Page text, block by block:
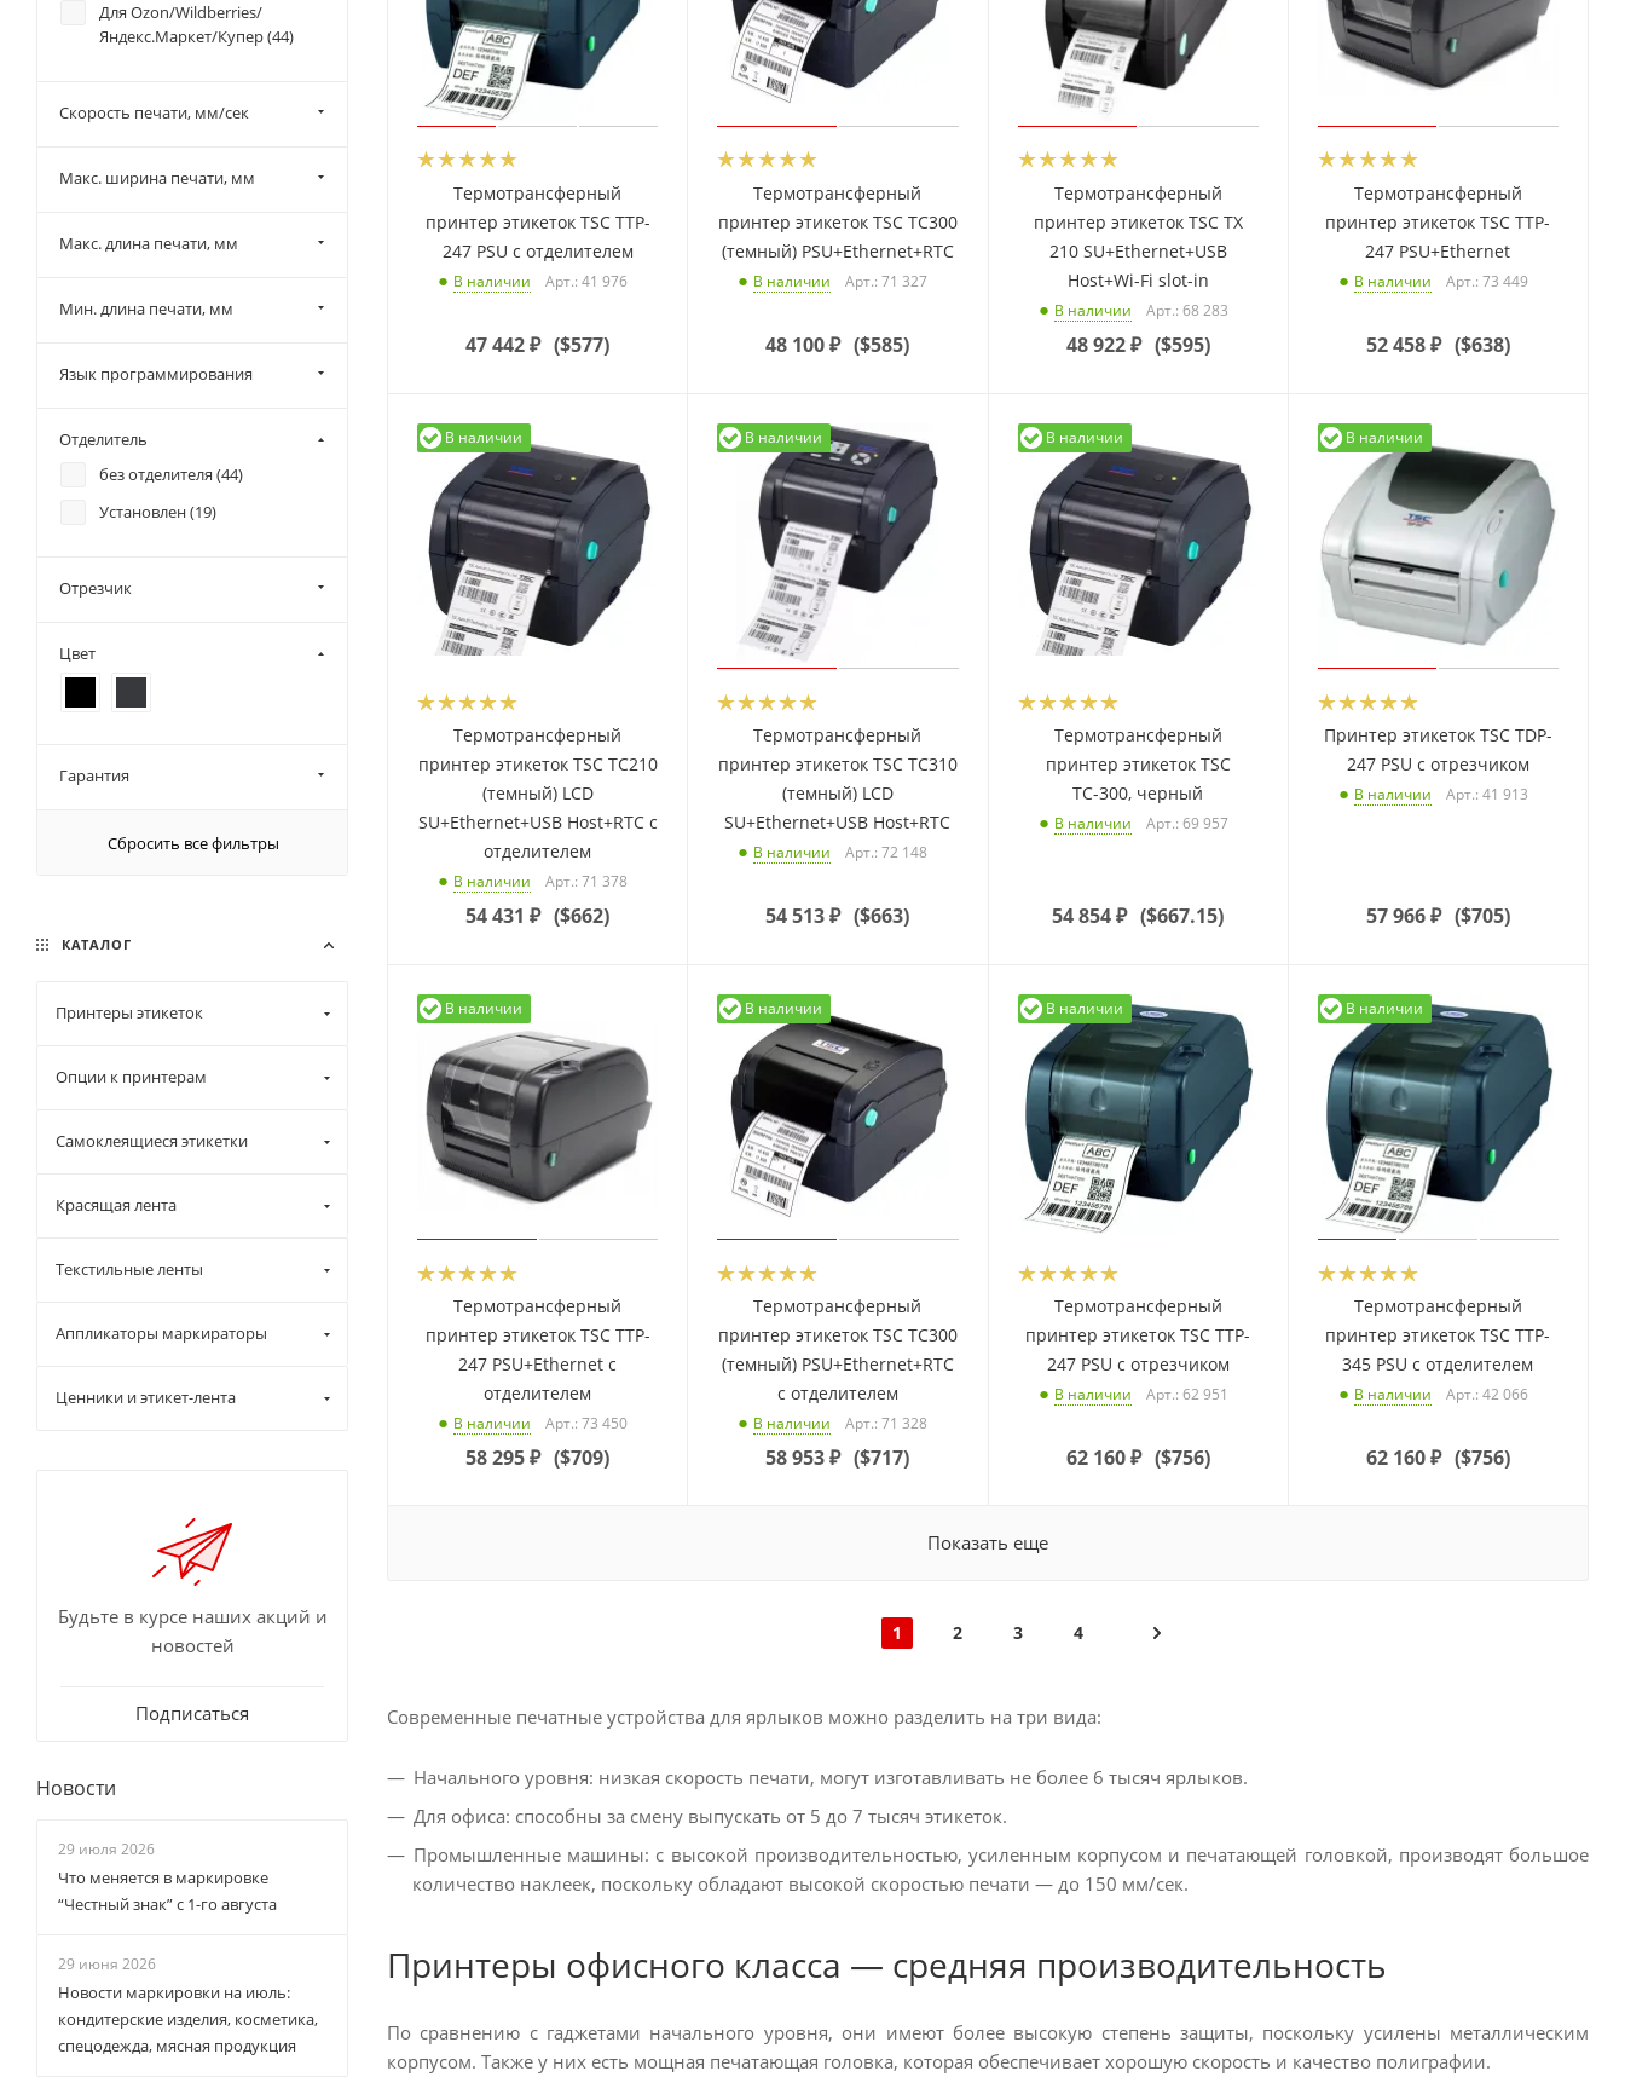
Термотрансферный
принтер этикеток TSC TTP-
247 PSU с отделителем
В наличии Арт.: 41 976
47 442₽ ($577)
Термотрансферный
принтер этикеток TSC TC300
(темный) PSU+Ethernet+RTC
В наличии Арт.: 71 327
48 100₽ ($585)
Термотрансферный
принтер этикеток TSC TX
210 SU+Ethernet+USB
Host+Wi-Fi slot-in
В наличии Арт.: 68 283
48 922₽ ($595)
Термотрансферный
принтер этикеток TSC TTP-
247 PSU+Ethernet
В наличии Арт.: 73 449
52 458₽ ($638)
В наличии
Термотрансферный
принтер этикеток TSC TC210
(темный) LCD
SU+Ethernet+USB Host+RTC с
отделителем
В наличии Арт.: 71 378
54 431 ₽ ($662)
В наличии
Термотрансферный
принтер этикеток TSC TC310
(темный) LCD
SU+Ethernet+USB Host+RTC
В наличии Арт.: 72 148
54 513₽ ($663)
В наличии
Термотрансферный
принтер этикеток TSC
TС-300, черный
В наличии Арт.: 69 957
54 854₽ ($667.15)
В наличии
Принтер этикеток TSC TDP-
247 PSU с отрезчиком
В наличии Арт.: 41 913
57 966₽ ($705)
В наличии
Термотрансферный
принтер этикеток TSC TTP-
247 PSU+Ethernet с
отделителем
В наличии Арт.: 73 450
58 295₽ ($709)
В наличии
Термотрансферный
принтер этикеток TSC TC300
(темный) PSU+Ethernet+RTC
с отделителем
В наличии Арт.: 71 328
58 953₽ ($717)
В наличии
Термотрансферный
принтер этикеток TSC TTP-
247 PSU с отрезчиком
В наличии Арт.: 62 951
62 160₽ ($756)
В наличии
Термотрансферный
принтер этикеток TSC TTP-
345 PSU с отделителем
В наличии Арт.: 42 066
62 160₽ ($756)
Показать еще
1 2 3 4
Современные печатные устройства для ярлыков можно разделить на три вида:
Начального уровня: низкая скорость печати, могут изготавливать не более 6 тысяч ярлыков.
Для офиса: способны за смену выпускать от 5 до 7 тысяч этикеток.
Промышленные машины: с высокой производительностью, усиленным корпусом и печатающей головкой, производят большое
количество наклеек, поскольку обладают высокой скоростью печати — до 150 мм/сек.
Принтеры офисного класса — средняя производительность
По сравнению с гаджетами начального уровня, они имеют более высокую степень защиты, поскольку усилены металлическим
корпусом. Также у них есть мощная печатающая головка, которая обеспечивает хорошую скорость и качество полиграфии.
USB/RS-232/LPT/Ethernet/Wi-
Fi (1)
Для Ozon/Wildberries/
Яндекс.Маркет/Купер (44)
Скорость печати, мм/сек
Макс. ширина печати, мм
Макс. длина печати, мм
Мин. длина печати, мм
Язык программирования
Отделитель
без отделителя (44)
Установлен (19)
Отрезчик
Цвет
Гарантия
Сбросить все фильтры
КАТАЛОГ
Принтеры этикеток
Опции к принтерам
Самоклеящиеся этикетки
Красящая лента
Текстильные ленты
Аппликаторы маркираторы
Ценники и этикет-лента
Будьте в курсе наших акций и
новостей
Подписаться
Новости
29 июля 2026
Что меняется в маркировке
“Честный знак” с 1-го августа
29 июня 2026
Новости маркировки на июль:
кондитерские изделия, косметика,
спецодежда, мясная продукция